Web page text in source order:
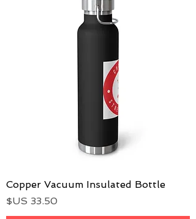
Copper Vacuum Insulated Bottle
السعر